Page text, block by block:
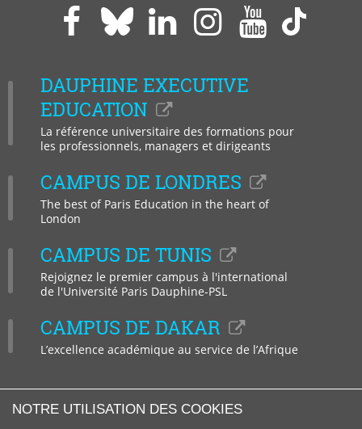
NOTRE UTILISATION DES COOKIES
Paris
Dauphine
Facebook
Paris
Dauphine
sur
Bluesky
Paris
Dauphine
LinkedIn
Paris
Dauphine
Instagram
ParisParis
DAUPHINE EXECUTIVE
EDUCATION
La référence universitaire des formations pour
les professionnels, managers et dirigeants
CAMPUS DE LONDRES
The best of Paris Education in the heart of
London
CAMPUS DE TUNIS
Rejoignez le premier campus à l'international
de l'Université Paris Dauphine-PSL
CAMPUS DE DAKAR
L’excellence académique au service de l’Afrique